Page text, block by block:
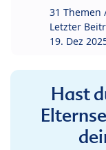
31 Themen
Letzter
19. Dez
Hast